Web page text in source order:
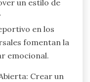
un estilo de
en los
fomentan la
emocional.
Crear un